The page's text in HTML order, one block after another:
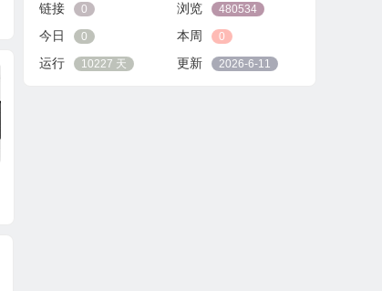
链接 0 浏览 480534
今日 0 本周 0
运行 10227 天 更新 2026-6-11